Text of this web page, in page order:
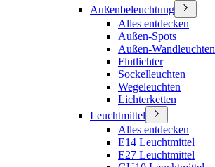
Außenbeleuchtung
Alles entdecken
Außen-Spots
Außen-Wandleuchten
Flutlichter
Sockelleuchten
Wegeleuchten
Lichterketten
Leuchtmittel
Alles entdecken
E14 Leuchtmittel
E27 Leuchtmittel